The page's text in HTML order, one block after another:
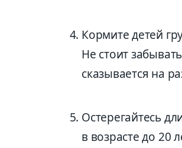
Кормите детей
Не стоит
сказывается на
Остерегайтесь
в возрасте до 20